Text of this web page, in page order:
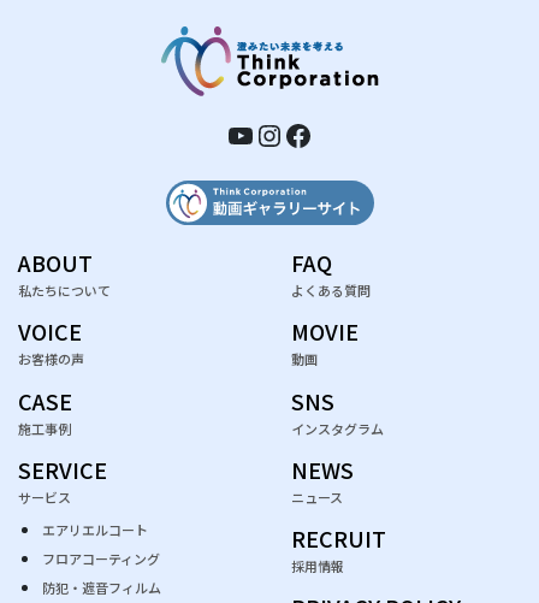
YouTube
Instagram
Facebook
ABOUT
私たちについて
VOICE
お客様の声
CASE
施工事例
SERVICE
サービス
エアリエルコート
フロアコーティング
防犯・遮音フィルム
FAQ
よくある質問
MOVIE
動画
SNS
インスタグラム
NEWS
ニュース
RECRUIT
採用情報